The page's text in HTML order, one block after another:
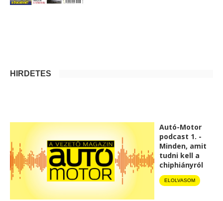
HIRDETÉS
Autó-Motor
podcast 1. -
Minden, amit
tudni kell a
chiphiányról
ELOLVASOM